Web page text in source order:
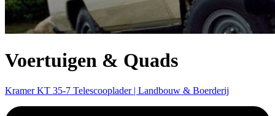
Voertuigen & Quads
Kramer KT 35-7 Telescooplader | Landbouw & Boerderij